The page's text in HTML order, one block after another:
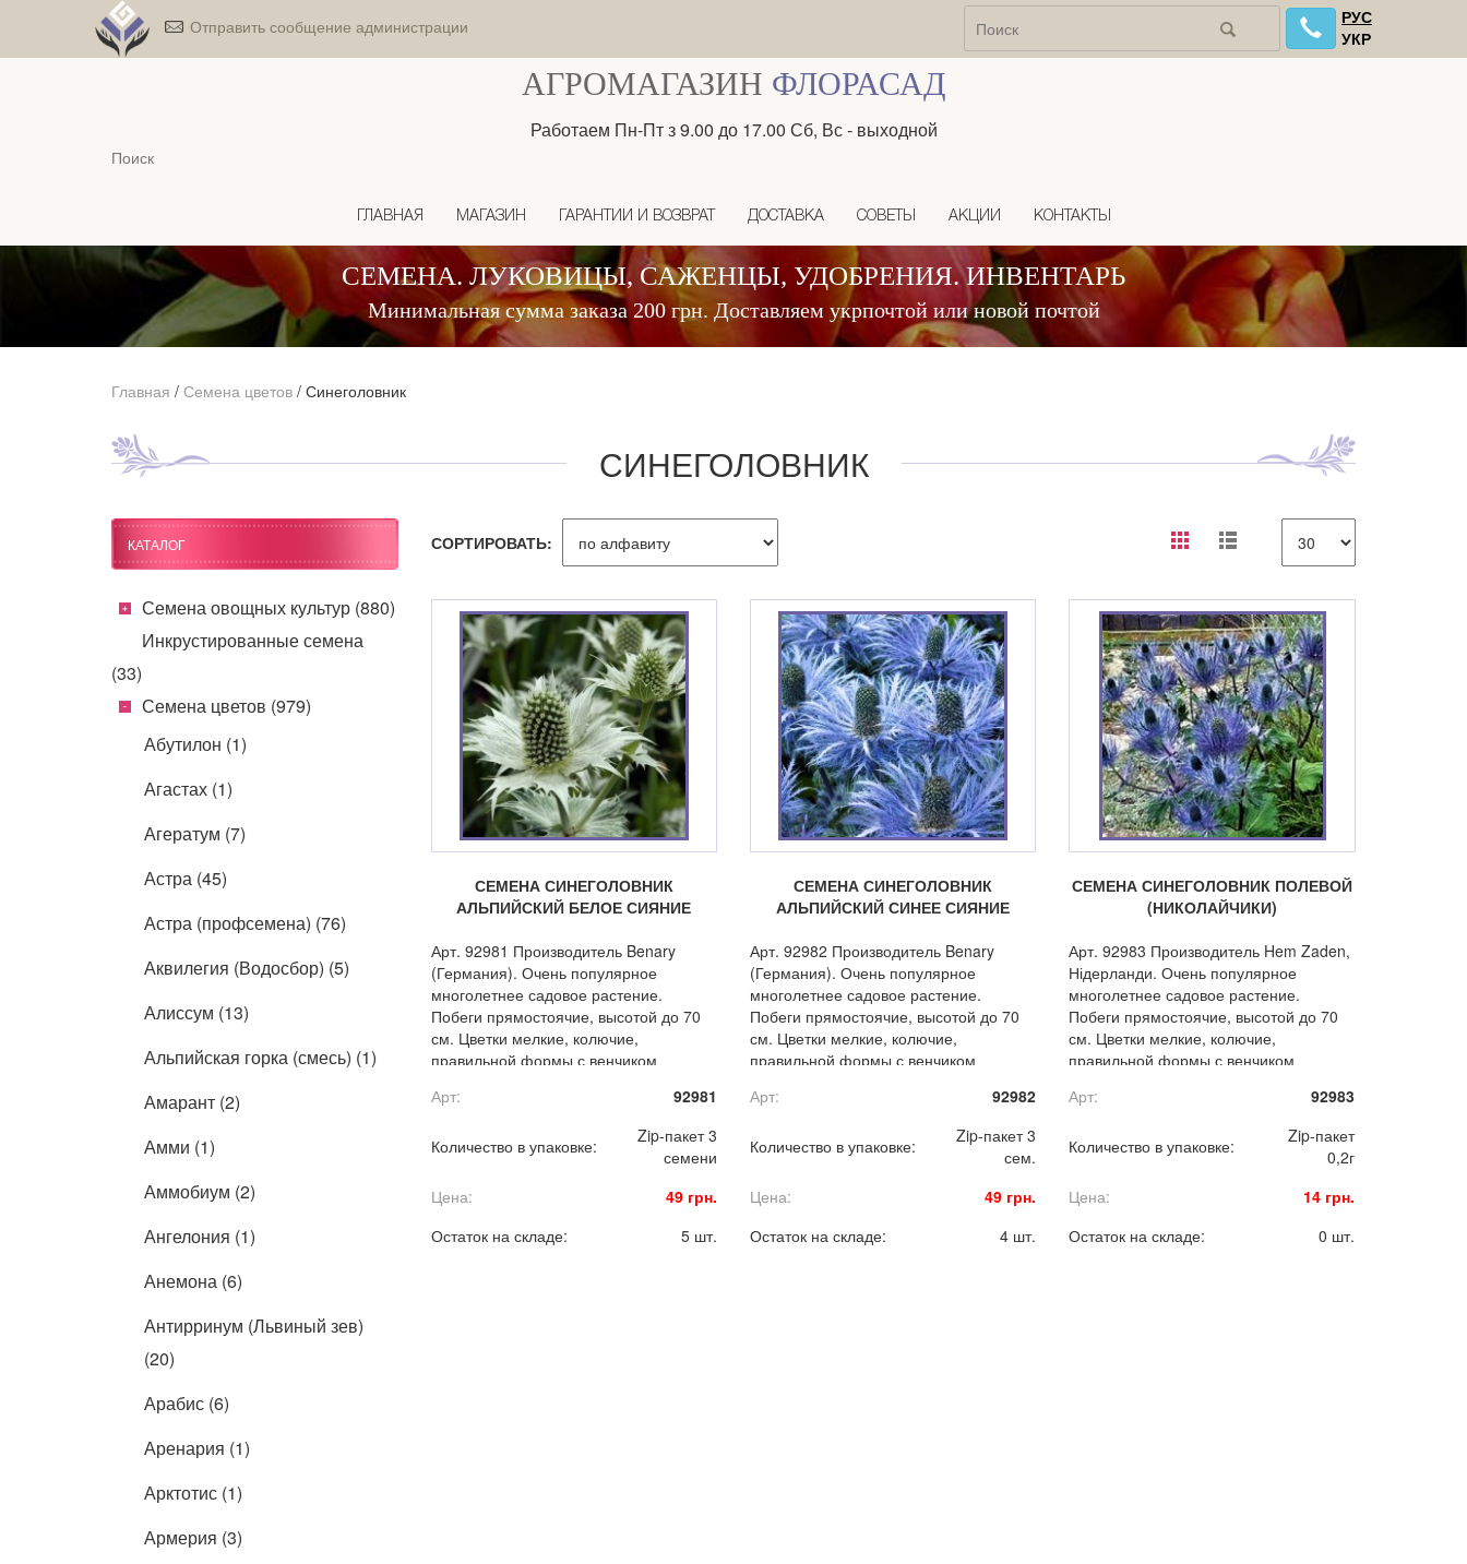
Отправить сообщение администрации
РУС
УКР
АГРОМАГАЗИН ФЛОРАСАД
Работаем Пн-Пт з 9.00 до 17.00 Сб, Вс - выходной
ГЛАВНАЯ МАГАЗИН ГАРАНТИИ И ВОЗВРАТ ДОСТАВКА СОВЕТЫ АКЦИИ КОНТАКТЫ
СЕМЕНА. ЛУКОВИЦЫ, САЖЕНЦЫ, УДОБРЕНИЯ. ИНВЕНТАРЬ
Минимальная сумма заказа 200 грн. Доставляем укрпочтой или новой почтой
Главная / Семена цветов / Синеголовник
СИНЕГОЛОВНИК
КАТАЛОГ
Семена овощных культур (880)
Инкрустированные семена
(33)
Семена цветов (979)
Абутилон (1)
Агастах (1)
Агератум (7)
Астра (45)
Астра (профсемена) (76)
Аквилегия (Водосбор) (5)
Алиссум (13)
Альпийская горка (смесь) (1)
Амарант (2)
Амми (1)
Аммобиум (2)
Ангелония (1)
Анемона (6)
Антирринум (Львиный зев)
(20)
Арабис (6)
Аренария (1)
Арктотис (1)
Армерия (3)
СОРТИРОВАТЬ:
СЕМЕНА СИНЕГОЛОВНИК
АЛЬПИЙСКИЙ БЕЛОЕ СИЯНИЕ
Арт. 92981 Производитель Benary
(Германия). Очень популярное
многолетнее садовое растение.
Побеги прямостоячие, высотой до 70
см. Цветки мелкие, колючие,
правильной формы с венчиком
соцветия длиной до 4 см.
Замечательный сухоцвет.
Арт: 92981
Количество в упаковке:
Zip-пакет 3
семени
Цена:
49 грн.
Остаток на складе:
5 шт.
СЕМЕНА СИНЕГОЛОВНИК
АЛЬПИЙСКИЙ СИНЕЕ СИЯНИЕ
Арт. 92982 Производитель Benary
(Германия). Очень популярное
многолетнее садовое растение.
Побеги прямостоячие, высотой до 70
см. Цветки мелкие, колючие,
правильной формы с венчиком
соцветия длиной до 4 см.
Замечательный сухоцвет.
Арт: 92982
Количество в упаковке:
Zip-пакет 3
сем.
Цена:
49 грн.
Остаток на складе:
4 шт.
СЕМЕНА СИНЕГОЛОВНИК ПОЛЕВОЙ
(НИКОЛАЙЧИКИ)
Арт. 92983 Производитель Hem Zaden,
Нідерланди. Очень популярное
многолетнее садовое растение.
Побеги прямостоячие, высотой до 70
см. Цветки мелкие, колючие,
правильной формы с венчиком
соцветия длиной до 4 см.
Замечательный сухоцвет.
Арт: 92983
Количество в упаковке:
Zip-пакет
0,2г
Цена:
14 грн.
Остаток на складе:
0 шт.